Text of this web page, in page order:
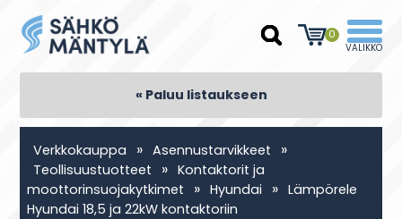
0
« Paluu listaukseen
Verkkokauppa » Asennustarvikkeet »
Teollisuustuotteet » Kontaktorit ja
moottorinsuojakytkimet
» Hyundai » Lämpörele
Hyundai 18,5 ja 22kW kontaktoriin